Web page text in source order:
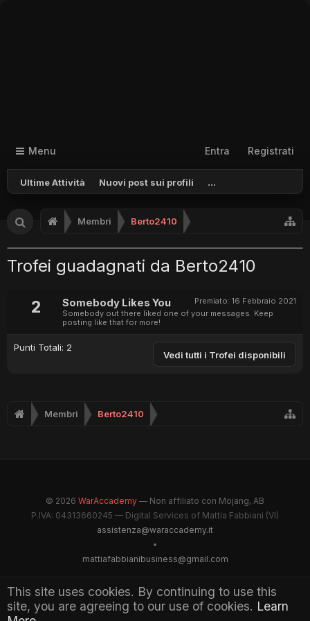
Menu
Ultime Attività Nuovi post sui profili ...
Entra Registrati
Membri Berto2410
This site uses cookies. By continuing to use this
site, you are agreeing to our use of cookies. Learn
Trofei guadagnati da Berto2410
2 Premiato: 16 Febbraio 2021
Somebody Likes You
Somebody out there liked one of your messages. Keep
posting like that for more!
Punti Totali: 2
Vedi tutti i Trofei disponibili
Membri Berto2410
© 2026 WarAccademy — Non affiliato con Mojang, AB
P.IVA: 04313660245 — Digital Services of Mattia Fabbiani (VI)
assistenza@waraccademy.it
•
mattiafabbianibusiness@gmail.com
@GhostFabbyz
Maintained by WarAccademy Administrators